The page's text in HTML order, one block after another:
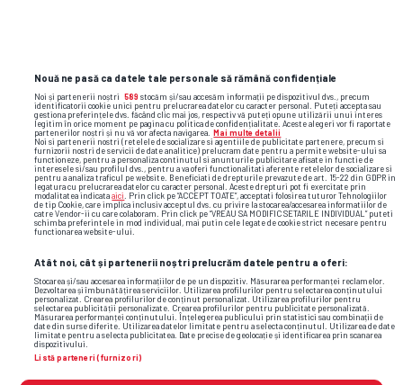
Nouă ne pasă ca datele tale personale să rămână confidențiale
Noi și partenerii noștri 589 stocăm și/sau accesăm informații pe dispozitivul dvs., precum
identificatorii cookie unici pentru prelucrarea datelor cu caracter personal. Puteți accepta sau
gestiona preferințele dvs. făcând clic mai jos, respectiv vă puteți opune utilizării unui interes
legitim în orice moment pe pagina cu politica de confidențialitate. Aceste alegeri vor fi raportate
partenerilor noștri și nu vă vor afecta navigarea. Mai multe detalii
Noi si partenerii nostri (retelele de socializare si agentiile de publicitate partenere, precum si
furnizorii nostri de servicii de date analitice) prelucram date pentru a permite website-ului sa
functioneze, pentru a personaliza continutul si anunturile publicitare afisate in functie de
interesele si/sau profilul dvs., pentru a va oferi functionalitati aferente retelelor de socializare si
pentru a analiza traficul pe website. Beneficiati de drepturile prevazute de art. 15-22 din GDPR in
legatura cu prelucrarea datelor cu caracter personal. Aceste drepturi pot fi exercitate prin
modalitatea indicataaici
. Prin click pe “ACCEPT TOATE”, acceptati folosirea tuturor Tehnologiilor
de tip Cookie, care implica inclusiv acceptul dvs. cu privire la stocarea/accesarea informatiilor de
catre Vendor-ii cu care colaboram. Prin click pe “VREAU SA MODIFIC SETARILE INDIVIDUAL” puteti
schimba preferintele in mod individual, mai putin cele legate de cookie strict necesare pentru
functionarea website-ului.
Atât noi, cât și partenerii noștri prelucrăm datele pentru a oferi:
Stocarea și/sau accesarea informațiilor de pe un dispozitiv. Măsurarea performanței reclamelor.
Dezvoltarea și îmbunătățirea serviciilor. Utilizarea profilurilor pentru selectarea conținutului
personalizat. Crearea profilurilor de conținut personalizat. Utilizarea profilurilor pentru
selectarea publicității personalizate. Crearea profilurilor pentru publicitate personalizată.
Măsurarea performanței conținutului. Înțelegerea publicului prin statistici sau combinații de
date din surse diferite. Utilizarea datelor limitate pentru a selecta conținutul. Utilizarea de date
limitate pentru a selecta publicitatea. Date precise de geolocație și identificarea prin scanarea
dispozitivului.
Listă parteneri (furnizori)